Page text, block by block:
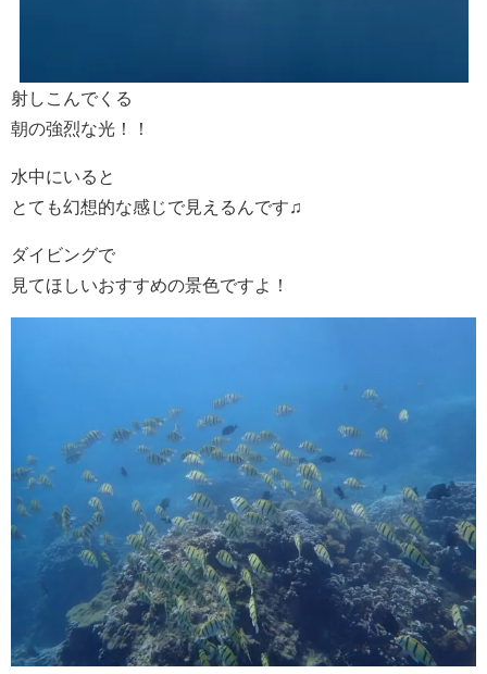
射しこんでくる
朝の強烈な光！！
水中にいると
とても幻想的な感じで見えるんです♫
ダイビングで
見てほしいおすすめの景色ですよ！